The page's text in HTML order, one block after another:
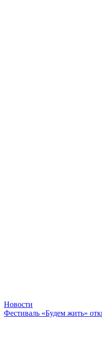
Новости
Фестиваль «Будем жить»